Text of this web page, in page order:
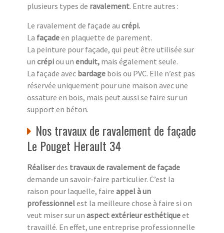
plusieurs types de ravalement. Entre autres :
Le ravalement de façade au crépi.
La façadeen plaquette de parement.
La peinture pour façade, qui peut être utilisée sur
un crépiou un enduit, mais également seule.
La façade avec bardage bois ou PVC. Elle n’est pas
réservée uniquement pour une maison avec une
ossature en bois, mais peut aussi se faire sur un
support en béton.
Nos travaux de ravalement de façade
Le Pouget Herault 34
Réaliserdes travaux de ravalement de façade
demande un savoir-faire particulier. C’est la
raison pour laquelle, faire appel à un
professionnelest la meilleure chose à faire si on
veut miser sur un aspect extérieur esthétiqueet
travaillé. En effet, une entreprise professionnelle